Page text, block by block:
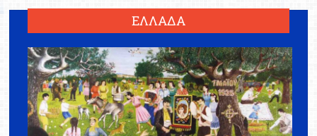
ΕΛΛΑΔΑ